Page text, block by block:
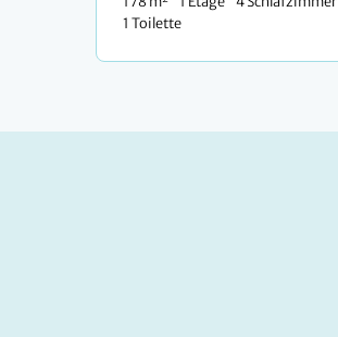
1 Toilette